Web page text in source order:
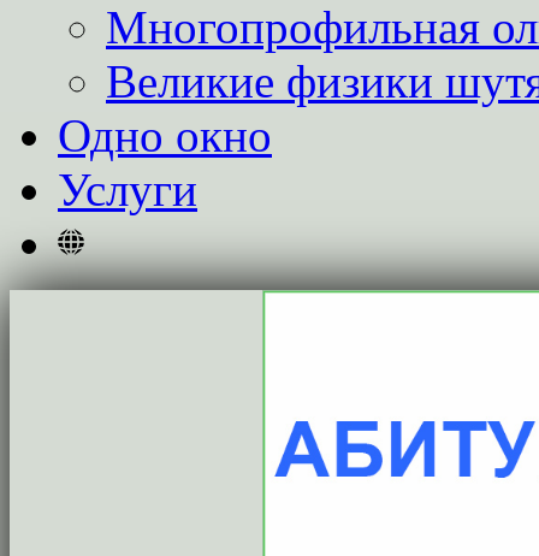
Многопрофильная
Великие физики
Одно окно
Услуги